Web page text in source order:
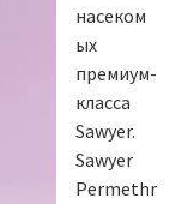
насеком
ых
премиум-
класса
Sawyer.
Sawyer
Permethr